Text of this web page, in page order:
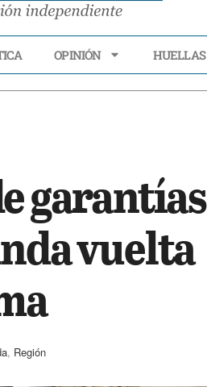
OPINIÓN HUELLAS
garantías
vuelta
, Región